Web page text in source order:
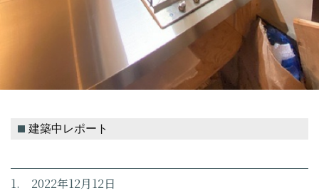
建築中レポート
1. 2022年12月12日